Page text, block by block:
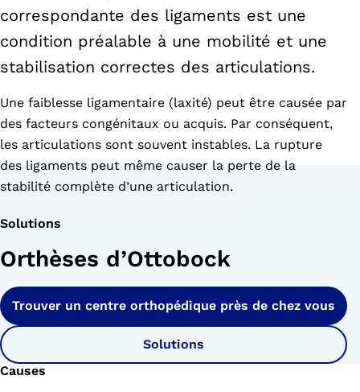
correspondante des ligaments est une
condition préalable à une mobilité et une
stabilisation correctes des articulations.
Une faiblesse ligamentaire (laxité) peut être causée par
des facteurs congénitaux ou acquis. Par conséquent,
les articulations sont souvent instables. La rupture
des ligaments peut même causer la perte de la
stabilité complète d’une articulation.
Solutions
Orthèses d’Ottobock
Trouver un centre orthopédique près de chez vous
Solutions
Causes